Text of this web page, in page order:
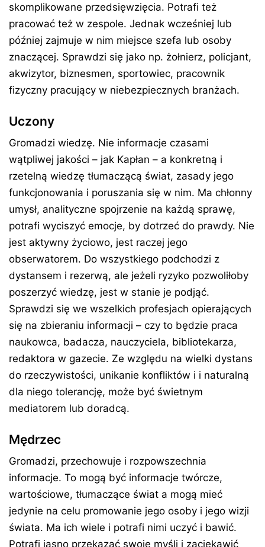
skomplikowane przedsięwzięcia. Potrafi też
pracować też w zespole. Jednak wcześniej lub
później zajmuje w nim miejsce szefa lub osoby
znaczącej. Sprawdzi się jako np. żołnierz, policjant,
akwizytor, biznesmen, sportowiec, pracownik
fizyczny pracujący w niebezpiecznych branżach.
Uczony
Gromadzi wiedzę. Nie informacje czasami
wątpliwej jakości – jak Kapłan – a konkretną i
rzetelną wiedzę tłumaczącą świat, zasady jego
funkcjonowania i poruszania się w nim. Ma chłonny
umysł, analityczne spojrzenie na każdą sprawę,
potrafi wyciszyć emocje, by dotrzeć do prawdy. Nie
jest aktywny życiowo, jest raczej jego
obserwatorem. Do wszystkiego podchodzi z
dystansem i rezerwą, ale jeżeli ryzyko pozwoliłoby
poszerzyć wiedzę, jest w stanie je podjąć.
Sprawdzi się we wszelkich profesjach opierających
się na zbieraniu informacji – czy to będzie praca
naukowca, badacza, nauczyciela, bibliotekarza,
redaktora w gazecie. Ze względu na wielki dystans
do rzeczywistości, unikanie konfliktów i i naturalną
dla niego tolerancję, może być świetnym
mediatorem lub doradcą.
Mędrzec
Gromadzi, przechowuje i rozpowszechnia
informacje. To mogą być informacje twórcze,
wartościowe, tłumaczące świat a mogą mieć
jedynie na celu promowanie jego osoby i jego wizji
świata. Ma ich wiele i potrafi nimi uczyć i bawić.
Potrafi jasno przekazać swoje myśli i zaciekawić